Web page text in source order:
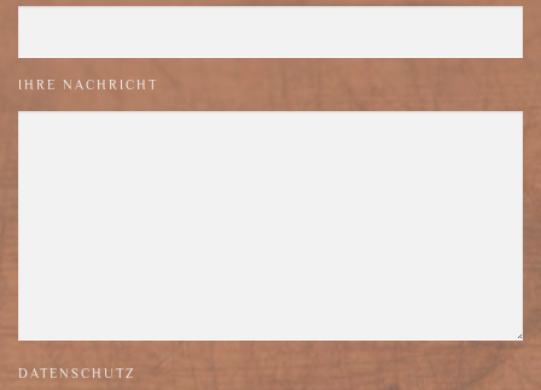
IHRE NACHRICHT
DATENSCHUTZ